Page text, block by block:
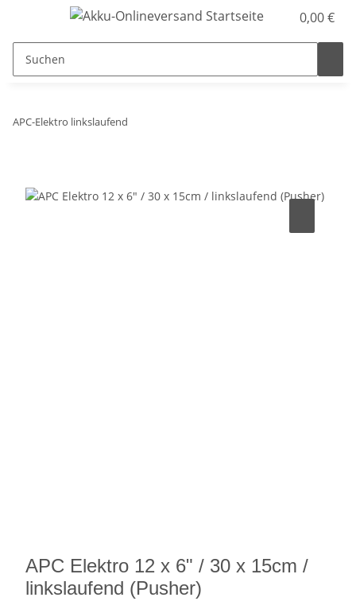
0,00 €
APC-Elektro linkslaufend
APC Elektro 12 x 6" / 30 x 15cm /
linkslaufend (Pusher)